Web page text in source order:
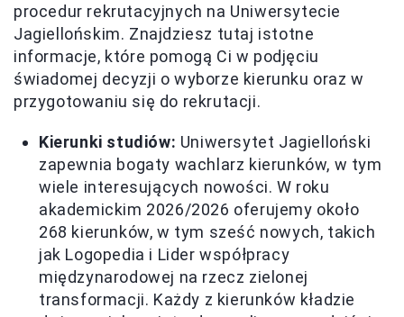
procedur rekrutacyjnych na Uniwersytecie
Jagiellońskim. Znajdziesz tutaj istotne
informacje, które pomogą Ci w podjęciu
świadomej decyzji o wyborze kierunku oraz w
przygotowaniu się do rekrutacji.
Kierunki studiów: Uniwersytet Jagielloński
zapewnia bogaty wachlarz kierunków, w tym
wiele interesujących nowości. W roku
akademickim 2026/2026 oferujemy około
268 kierunków, w tym sześć nowych, takich
jak Logopedia i Lider współpracy
międzynarodowej na rzecz zielonej
transformacji. Każdy z kierunków kładzie